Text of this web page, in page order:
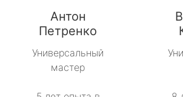
Антон
Петренко
Универсальный
мастер